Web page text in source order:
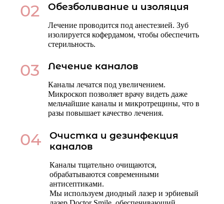
02 Обезболивание и изоляция
Лечение проводится под анестезией. Зуб
изолируется кофердамом, чтобы обеспечить
стерильность.
03 Лечение каналов
Каналы лечатся под увеличением.
Микроскоп позволяет врачу видеть даже
мельчайшие каналы и микротрещины, что в
разы повышает качество лечения.
04
Очистка и дезинфекция
каналов
Каналы тщательно очищаются,
обрабатываются современными
антисептиками.
Мы используем диодный лазер и эрбиевый